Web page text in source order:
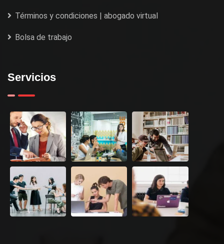
Términos y condiciones | abogado virtual
Bolsa de trabajo
Servicios